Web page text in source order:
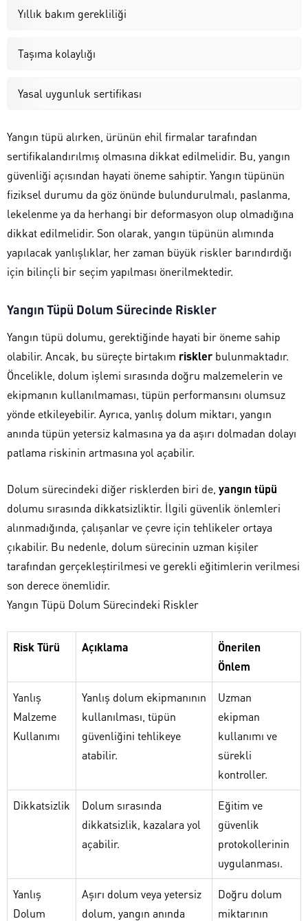
Yıllık bakım gerekliliği
Taşıma kolaylığı
Yasal uygunluk sertifikası
Yangın tüpü alırken, ürünün ehil firmalar tarafından
sertifikalandırılmış olmasına dikkat edilmelidir. Bu, yangın
güvenliği açısından hayati öneme sahiptir. Yangın tüpünün
fiziksel durumu da göz önünde bulundurulmalı, paslanma,
lekelenme ya da herhangi bir deformasyon olup olmadığına
dikkat edilmelidir. Son olarak, yangın tüpünün alımında
yapılacak yanlışlıklar, her zaman büyük riskler barındırdığı
için bilinçli bir seçim yapılması önerilmektedir.
Yangın Tüpü Dolum Sürecinde Riskler
Yangın tüpü dolumu, gerektiğinde hayati bir öneme sahip
olabilir. Ancak, bu süreçte birtakım riskler bulunmaktadır.
Öncelikle, dolum işlemi sırasında doğru malzemelerin ve
ekipmanın kullanılmaması, tüpün performansını olumsuz
yönde etkileyebilir. Ayrıca, yanlış dolum miktarı, yangın
anında tüpün yetersiz kalmasına ya da aşırı dolmadan dolayı
patlama riskinin artmasına yol açabilir.
Dolum sürecindeki diğer risklerden biri de, yangın tüpü
dolumu sırasında dikkatsizliktir. İlgili güvenlik önlemleri
alınmadığında, çalışanlar ve çevre için tehlikeler ortaya
çıkabilir. Bu nedenle, dolum sürecinin uzman kişiler
tarafından gerçekleştirilmesi ve gerekli eğitimlerin verilmesi
son derece önemlidir.
Yangın Tüpü Dolum Sürecindeki Riskler
Risk Türü Açıklama
Önerilen
Önlem
Yanlış
Malzeme
Kullanımı
Yanlış dolum ekipmanının
kullanılması, tüpün
güvenliğini tehlikeye
atabilir.
Uzman
ekipman
kullanımı ve
sürekli
kontroller.
Dikkatsizlik
Dolum sırasında
dikkatsizlik, kazalara yol
açabilir.
Eğitim ve
güvenlik
protokollerinin
uygulanması.
Yanlış
Dolum
Aşırı dolum veya yetersiz
dolum, yangın anında
Doğru dolum
miktarının